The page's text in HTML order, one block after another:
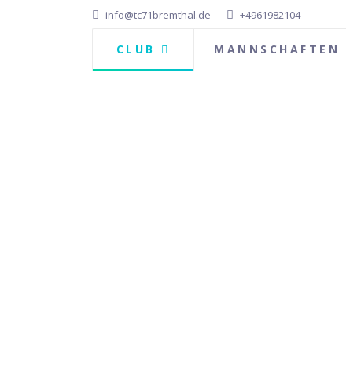
info@tc71bremthal.de +4961982104
CLUB MANNSCHAFTEN